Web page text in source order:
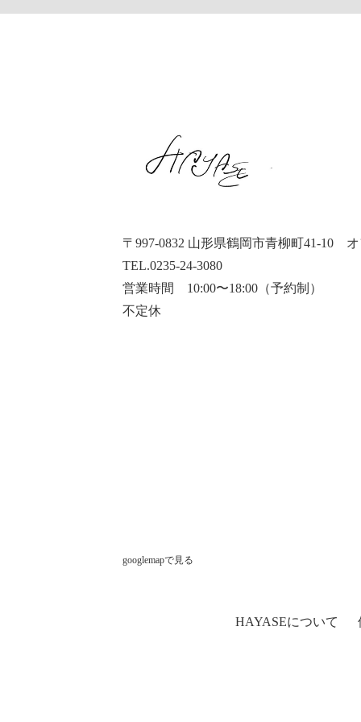
〒997-0832 山形県鶴岡市青柳町41-10
TEL.0235-24-3080
営業時間 10:00〜18:00（予約制）
不定休
googlemapで見る
HAYASEについて